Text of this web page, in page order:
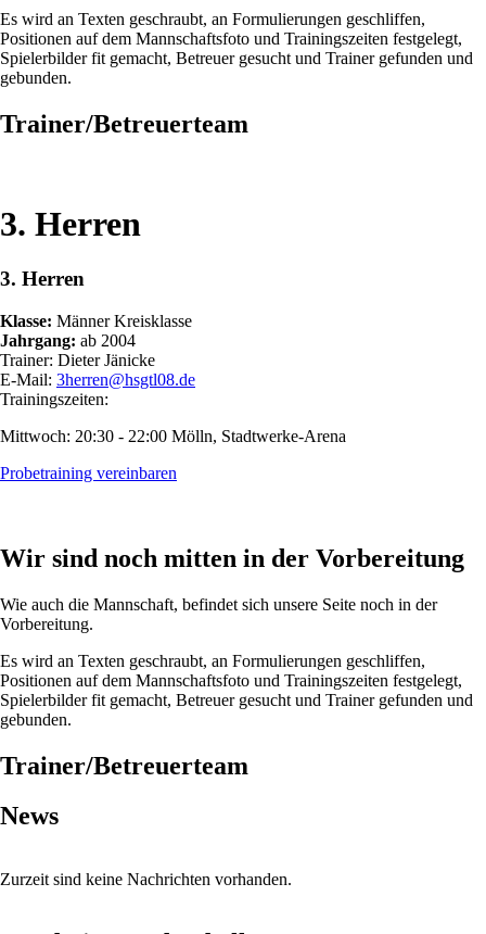
Es wird an Texten geschraubt, an Formulierungen geschliffen,
Positionen auf dem Mannschaftsfoto und Trainingszeiten festgelegt,
Spielerbilder fit gemacht, Betreuer gesucht und Trainer gefunden und
gebunden.
Trainer/Betreuerteam
3. Herren
3. Herren
Klasse: Männer Kreisklasse
Jahrgang: ab 2004
Trainer: Dieter Jänicke
E-Mail: 3herren@hsgtl08.de
Trainingszeiten:
Mittwoch: 20:30 - 22:00 Mölln, Stadtwerke-Arena
Probetraining vereinbaren
Wir sind noch mitten in der Vorbereitung
Wie auch die Mannschaft, befindet sich unsere Seite noch in der
Vorbereitung.
Es wird an Texten geschraubt, an Formulierungen geschliffen,
Positionen auf dem Mannschaftsfoto und Trainingszeiten festgelegt,
Spielerbilder fit gemacht, Betreuer gesucht und Trainer gefunden und
gebunden.
Trainer/Betreuerteam
News
Zurzeit sind keine Nachrichten vorhanden.